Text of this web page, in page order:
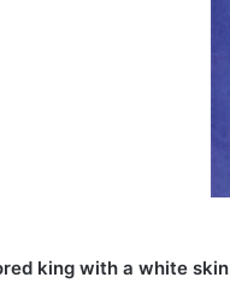
king with a white skin